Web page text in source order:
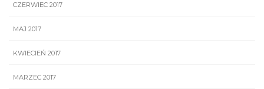
CZERWIEC 2017
MAJ 2017
KWIECIEŃ 2017
MARZEC 2017